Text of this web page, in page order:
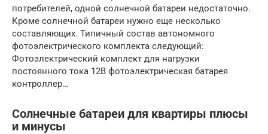
потребителей, одной солнечной батареи недостаточно.
Кроме солнечной батареи нужно еще несколько
составляющих. Типичный состав автономного
фотоэлектрического комплекта следующий:
Фотоэлектрический комплект для нагрузки
постоянного тока 12В фотоэлектрическая батарея
контроллер…
Солнечные батареи для квартиры плюсы
и минусы